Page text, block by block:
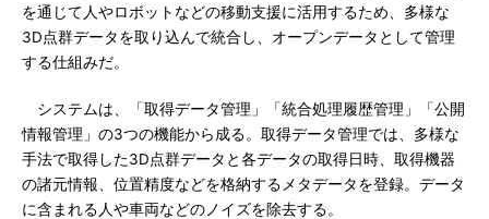
を通じて人やロボットなどの移動支援に活用するため、多様な
3D点群データを取り込んで統合し、オープンデータとして管理
する仕組みだ。
システムは、「取得データ管理」「統合処理履歴管理」「公開
情報管理」の3つの機能から成る。取得データ管理では、多様な
手法で取得した3D点群データと各データの取得日時、取得機器
の諸元情報、位置精度などを格納するメタデータを登録。データ
に含まれる人や車両などのノイズを除去する。